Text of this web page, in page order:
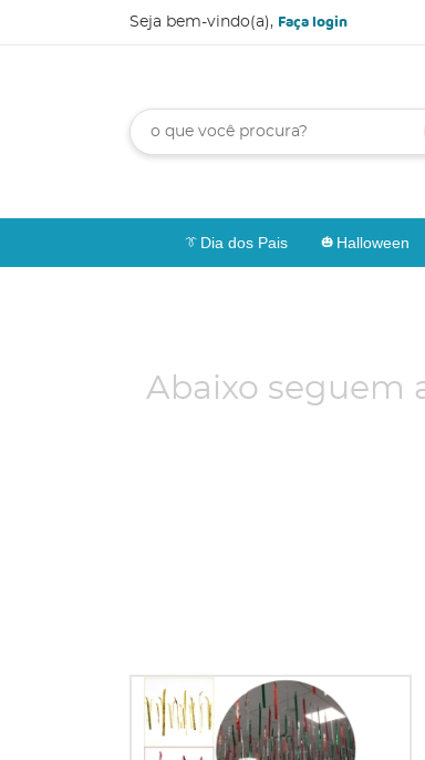
Seja bem-vindo(a), Faça login
Dia dos Pais Halloween
Abaixo seguem